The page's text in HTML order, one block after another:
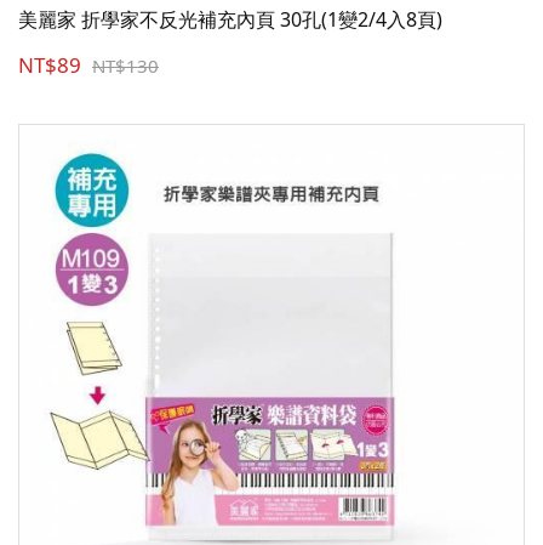
美麗家 折學家不反光補充內頁 30孔(1變2/4入8頁)
NT$89 NT$130